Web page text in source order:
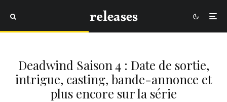
Deadwind Saison 4 : Date de sortie,
intrigue, casting, bande-annonce et
plus encore sur la série